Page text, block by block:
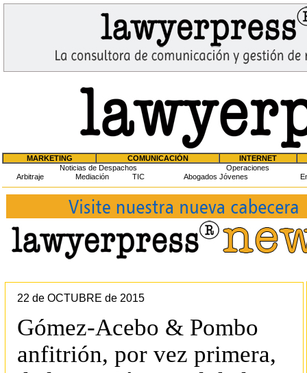
MARKETING COMUNICACIÓN
INTERNET
Noticias de Despachos
Operaciones
Arbitraje
Mediación TIC Abogados Jóvenes
22 de OCTUBRE de 2015
Gómez-Acebo & Pombo
anfitrión, por vez primera,